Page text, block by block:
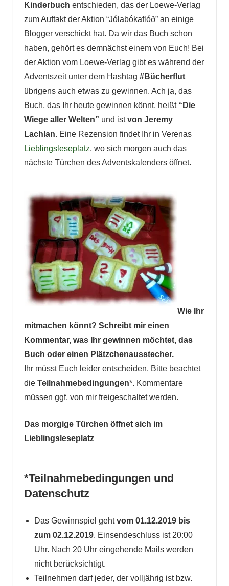
Kinderbuch entschieden, das der Loewe-Verlag
zum Auftakt der Aktion “Jólabókaflóð” an einige
Blogger verschickt hat. Da wir das Buch schon
haben, gehört es demnächst einem von Euch! Bei
der Aktion vom Loewe-Verlag gibt es während der
Adventszeit unter dem Hashtag #Bücherflut
übrigens auch etwas zu gewinnen. Ach ja, das
Buch, das Ihr heute gewinnen könnt, heißt “Die
Wiege aller Welten” und istvon Jeremy
Lachlan. Eine Rezension findet Ihr in Verenas
Lieblingsleseplatz, wo sich morgen auch das
nächste Türchen des Adventskalenders öffnet.
Wie Ihr
mitmachen könnt? Schreibt mir einen
Kommentar, was Ihr gewinnen möchtet, das
Buch oder einen Plätzchenausstecher.
Ihr müsst Euch leider entscheiden. Bitte beachtet
die Teilnahmebedingungen*. Kommentare
müssen ggf. von mir freigeschaltet werden.
Das morgige Türchen öffnet sich im
Lieblingsleseplatz
*Teilnahmebedingungen und
Datenschutz
Das Gewinnspiel gehtvom 01.12.2019 bis
zum 02.12.2019. Einsendeschluss ist 20:00
Uhr. Nach 20 Uhr eingehende Mails werden
nicht berücksichtigt.
Teilnehmen darf jeder, der volljährig ist bzw.